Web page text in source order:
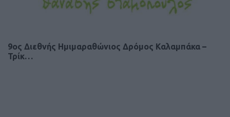
9ος Διεθνής Ημιμαραθώνιος Δρόμος Καλαμπάκα –
Τρίκ…